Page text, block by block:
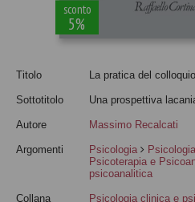
sconto
5%
Titolo La pratica del
Sottotitolo Una prospettiva
Autore Massimo Recalcati
Argomenti Psicologia
Psicoterapia e
psicoanalitica
Collana Psicologia clinica e